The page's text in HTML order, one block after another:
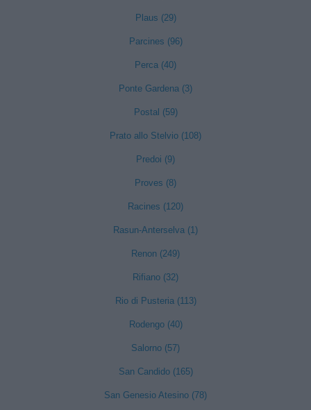
Plaus (29)
Parcines (96)
Perca (40)
Ponte Gardena (3)
Postal (59)
Prato allo Stelvio (108)
Predoi (9)
Proves (8)
Racines (120)
Rasun-Anterselva (1)
Renon (249)
Rifiano (32)
Rio di Pusteria (113)
Rodengo (40)
Salorno (57)
San Candido (165)
San Genesio Atesino (78)